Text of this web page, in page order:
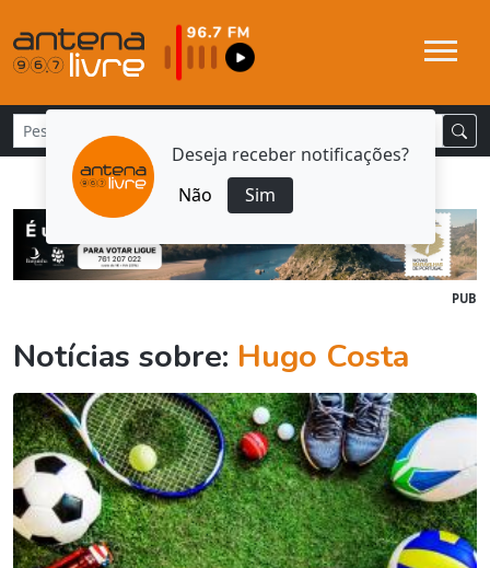
Deseja receber notificações?
Não
Sim
PUB
Notícias sobre: Hugo Costa